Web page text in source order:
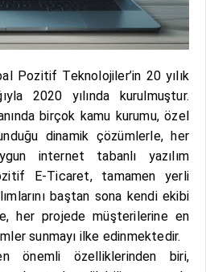
Pozitif Teknolojiler’in 20 yılık
2020 yılında kurulmuştur.
birçok kamu kurumu, özel
dinamik çözümlerle, her
internet tabanlı yazılım
E-Ticaret, tamamen yerli
baştan sona kendi ekibi
her projede müşterilerine en
sunmayı ilke edinmektedir.
önemli özelliklerinden biri,